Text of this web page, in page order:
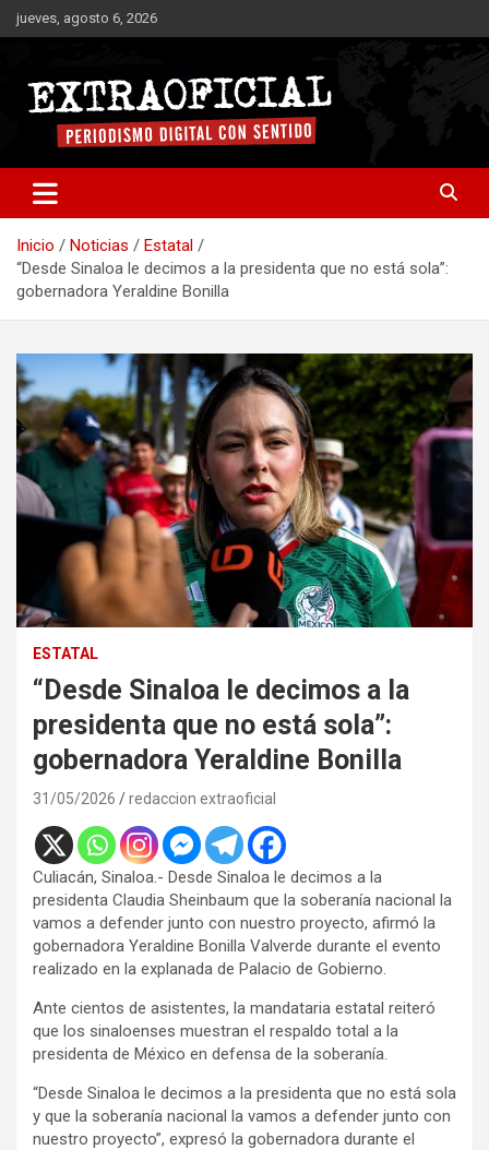
Saltar
al
jueves, agosto 6, 2026
Extraoficial
Inicio Noticias
Estatal
“Desde Sinaloa le decimos a la presidenta que no está sola”:
gobernadora Yeraldine Bonilla
ESTATAL
“Desde Sinaloa le decimos a la
presidenta que no está sola”:
gobernadora Yeraldine Bonilla
31/05/2026 redaccion extraoficial
Culiacán, Sinaloa.- Desde Sinaloa le decimos a la
presidenta Claudia Sheinbaum que la soberanía nacional la
vamos a defender junto con nuestro proyecto, afirmó la
gobernadora Yeraldine Bonilla Valverde durante el evento
realizado en la explanada de Palacio de Gobierno.
Ante cientos de asistentes, la mandataria estatal reiteró
que los sinaloenses muestran el respaldo total a la
presidenta de México en defensa de la soberanía.
“Desde Sinaloa le decimos a la presidenta que no está sola
y que la soberanía nacional la vamos a defender junto con
nuestro proyecto”, expresó la gobernadora durante el